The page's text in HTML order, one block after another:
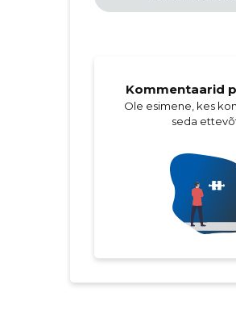
Kommentaarid
Ole esimene, kes
seda